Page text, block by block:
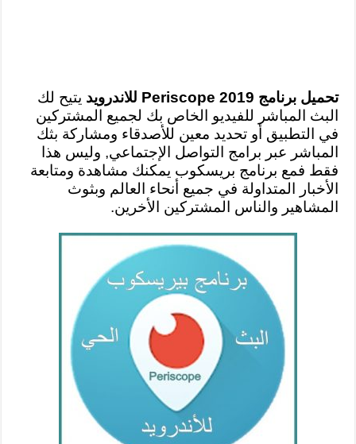
تحميل برنامج Periscope 2019 للاندرويد
يتيح لك
البث المباشر للفيديو الخاص بك لجميع المشتركين
في التطبيق أو تحديد معين للأصدقاء ومشاركة بثك
المباشر عبر برامج التواصل الإجتماعي, وليس هذا
فقط فمع برنامج بريسكوب يمكنك مشاهدة ومتابعة
الأخبار المتداولة في جميع أنحاء العالم وبثوث
المشاهير والناس المشتركين الأخرين.